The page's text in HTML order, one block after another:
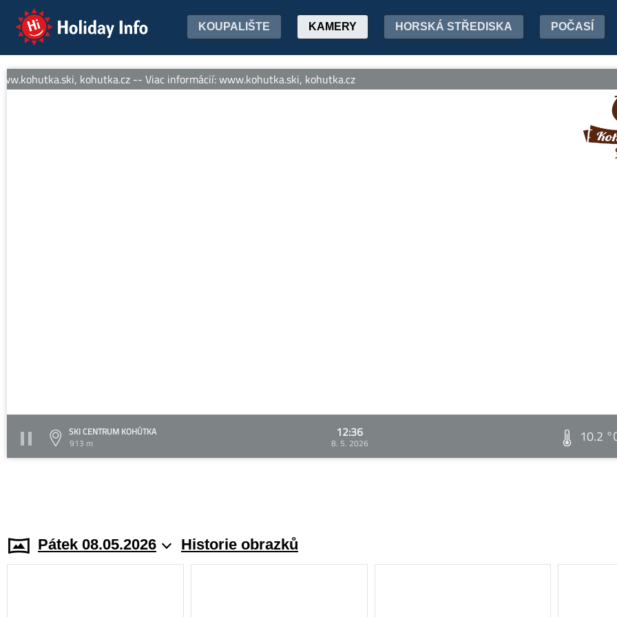
Holiday Info KOUPALIŠTE KAMERY HORSKÁ STŘEDISKA POČASÍ
kohutka.cz -- Viac informácií: www.kohutka.ski, kohutka.cz
SKI CENTRUM KOHÚTKA
913 m
12:36
8. 5. 2026 10.2
Pátek 08.05.2026 Historie obrazků